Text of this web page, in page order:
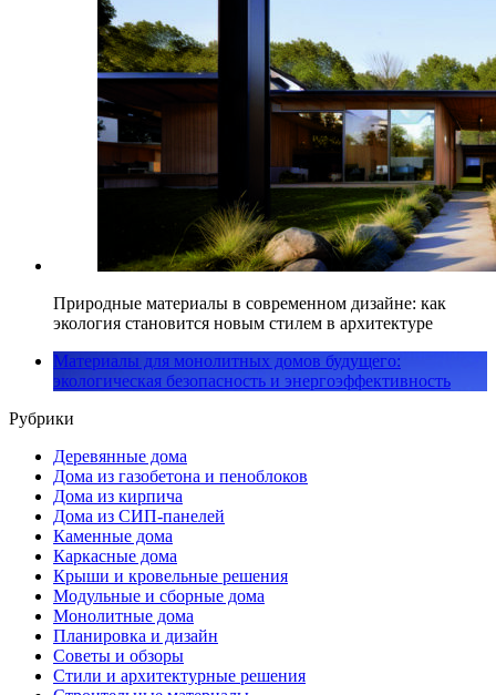
Природные материалы в современном дизайне: как
экология становится новым стилем в архитектуре
Материалы для монолитных домов будущего:
экологическая безопасность и энергоэффективность
Рубрики
Деревянные дома
Дома из газобетона и пеноблоков
Дома из кирпича
Дома из СИП-панелей
Каменные дома
Каркасные дома
Крыши и кровельные решения
Модульные и сборные дома
Монолитные дома
Планировка и дизайн
Советы и обзоры
Стили и архитектурные решения